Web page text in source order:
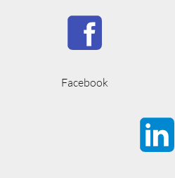
Facebook